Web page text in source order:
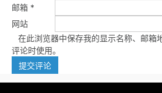
邮箱 *
网站
在此浏览器中保存我的显示名称、邮箱
评论时使用。